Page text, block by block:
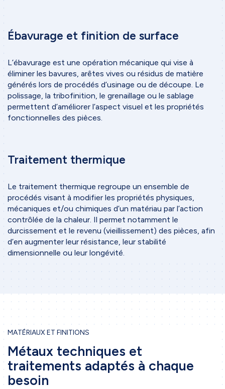
Contact
Ébavurage et finition de surface
L’ébavurage est une opération mécanique qui vise à
éliminer les bavures, arêtes vives ou résidus de matière
générés lors de procédés d’usinage ou de découpe. Le
polissage, la tribofinition, le grenaillage ou le sablage
permettent d’améliorer l’aspect visuel et les propriétés
fonctionnelles des pièces.
Traitement thermique
Le traitement thermique regroupe un ensemble de
procédés visant à modifier les propriétés physiques,
mécaniques et/ou chimiques d’un matériau par l’action
contrôlée de la chaleur. Il permet notamment le
durcissement et le revenu (vieillissement) des pièces, afin
d’en augmenter leur résistance, leur stabilité
dimensionnelle ou leur longévité.
MATÉRIAUX ET FINITIONS
Métaux techniques et
traitements adaptés à chaque
besoin